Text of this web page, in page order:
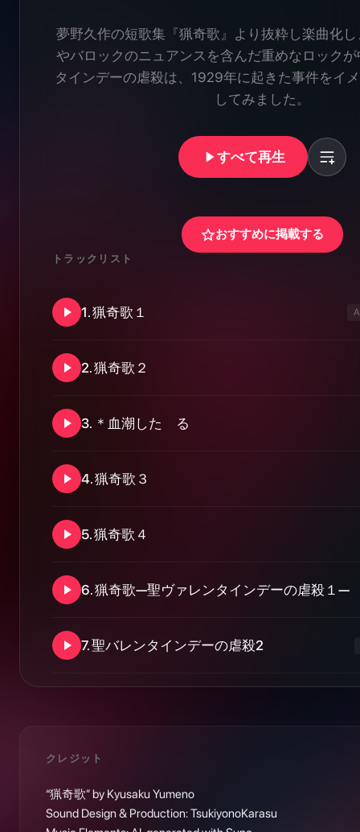
夢野久作の短歌集『猟奇歌』より抜粋し楽曲化
やバロックのニュアンスを含んだ重めなロック
タインデーの虐殺は、1929年に起きた事件をイ
してみました。
すべて再生
おすすめに掲載する
トラックリスト
1.猟奇歌１
2.猟奇歌２
3. ＊血潮したゝる
4.猟奇歌３
5.猟奇歌４
6.猟奇歌—聖ヴァレンタインデーの虐殺１—
7.聖バレンタインデーの虐殺2
クレジット
“猟奇歌” by Kyusaku Yumeno
Sound Design & Production: TsukiyonoKarasu